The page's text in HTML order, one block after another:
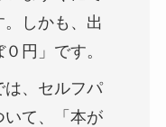
。しかも、出
円」です。
は、セルフパ
いて、「本が